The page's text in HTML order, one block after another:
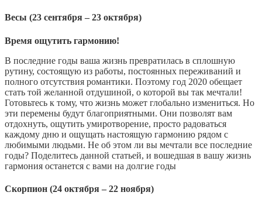
Весы (23 сентября – 23 октября)
Время ощутить гармонию!
В последние годы ваша жизнь превратилась в сплошную
рутину, состоящую из работы, постоянных переживаний и
полного отсутствия романтики. Поэтому год 2020 обещает
стать той желанной отдушиной, о которой вы так мечтали!
Готовьтесь к тому, что жизнь может глобально измениться. Но
эти перемены будут благоприятными. Они позволят вам
отдохнуть, ощутить умиротворение, просто радоваться
каждому дню и ощущать настоящую гармонию рядом с
любимыми людьми. Не об этом ли вы мечтали все последние
годы? Поделитесь данной статьей, и вошедшая в вашу жизнь
гармония останется с вами на долгие годы
Скорпион (24 октября – 22 ноября)